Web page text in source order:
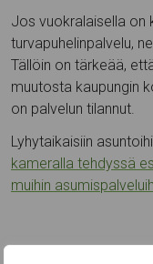
Jos vuokralaisella on
turvapuhelinpalvelu,
Tällöin on tärkeää,
muutosta kaupungin
on palvelun tilannut.
Lyhytaikaisiin
kameralla tehdyssä
muihin